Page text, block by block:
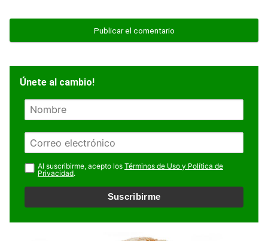
Únete al cambio!
N
r
e
E
m
a
i
l
Al suscribirme, acepto los Términos de Uso y Política de
Privacidad.
Suscribirme